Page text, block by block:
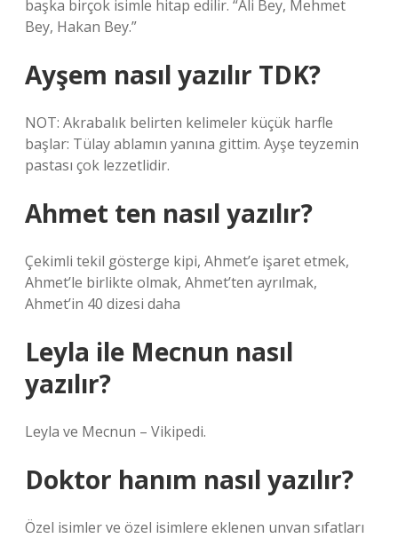
başka birçok isimle hitap edilir. “Ali Bey, Mehmet
Bey, Hakan Bey.”
Ayşem nasıl yazılır TDK?
NOT: Akrabalık belirten kelimeler küçük harfle
başlar: Tülay ablamın yanına gittim. Ayşe teyzemin
pastası çok lezzetlidir.
Ahmet ten nasıl yazılır?
Çekimli tekil gösterge kipi, Ahmet’e işaret etmek,
Ahmet’le birlikte olmak, Ahmet’ten ayrılmak,
Ahmet’in 40 dizesi daha
Leyla ile Mecnun nasıl
yazılır?
Leyla ve Mecnun – Vikipedi.
Doktor hanım nasıl yazılır?
Özel isimler ve özel isimlere eklenen unvan sıfatları